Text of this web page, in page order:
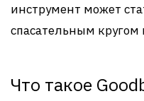
инструмент может
спасательным кругом
Что такое